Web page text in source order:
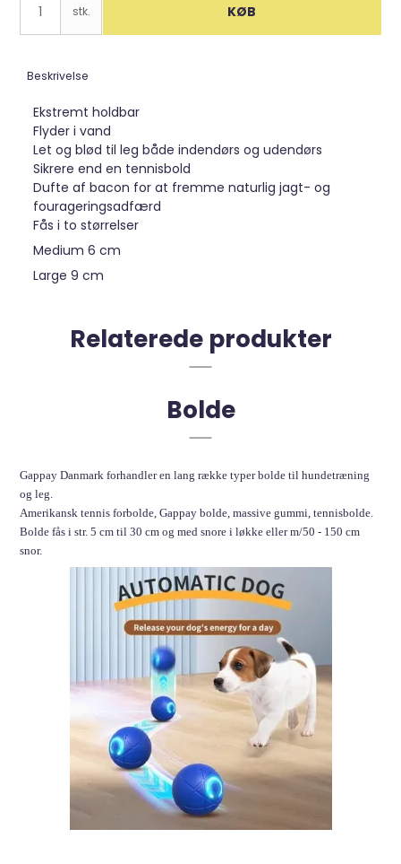
stk. KØB
Beskrivelse
Ekstremt holdbar
Flyder i vand
Let og blød til leg både indendørs og udendørs
Sikrere end en tennisbold
Dufte af bacon for at fremme naturlig jagt- og
fourageringsadfærd
Fås i to størrelser
Medium 6 cm
Large 9 cm
Relaterede produkter
Bolde
Gappay Danmark forhandler en lang række typer bolde til hundetræning
og leg.
Amerikansk tennis forbolde, Gappay bolde, massive gummi, tennisbolde.
Bolde fås i str. 5 cm til 30 cm og med snore i løkke eller m/50 - 150 cm
snor.